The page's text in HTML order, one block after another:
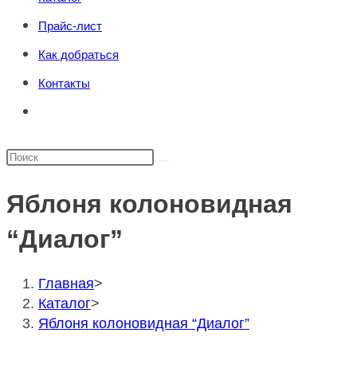
сайту
Прайс-лист
Как добраться
Контакты
по
сайту
Поиск
сайте
Яблоня колоновидная
“Диалог”
Главная>
Каталог>
Яблоня колоновидная “Диалог”